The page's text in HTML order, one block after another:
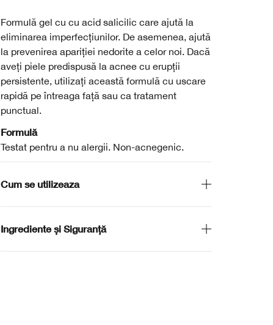
Formulă gel cu cu acid salicilic care ajută la
eliminarea imperfecțiunilor. De asemenea, ajută
la prevenirea apariției nedorite a celor noi. Dacă
aveți piele predispusă la acnee cu erupții
persistente, utilizați această formulă cu uscare
rapidă pe întreaga față sau ca tratament
punctual.
Formulă
Testat pentru a nu alergii. Non-acnegenic.
Cum se utilizeaza
Ingrediente și Siguranță